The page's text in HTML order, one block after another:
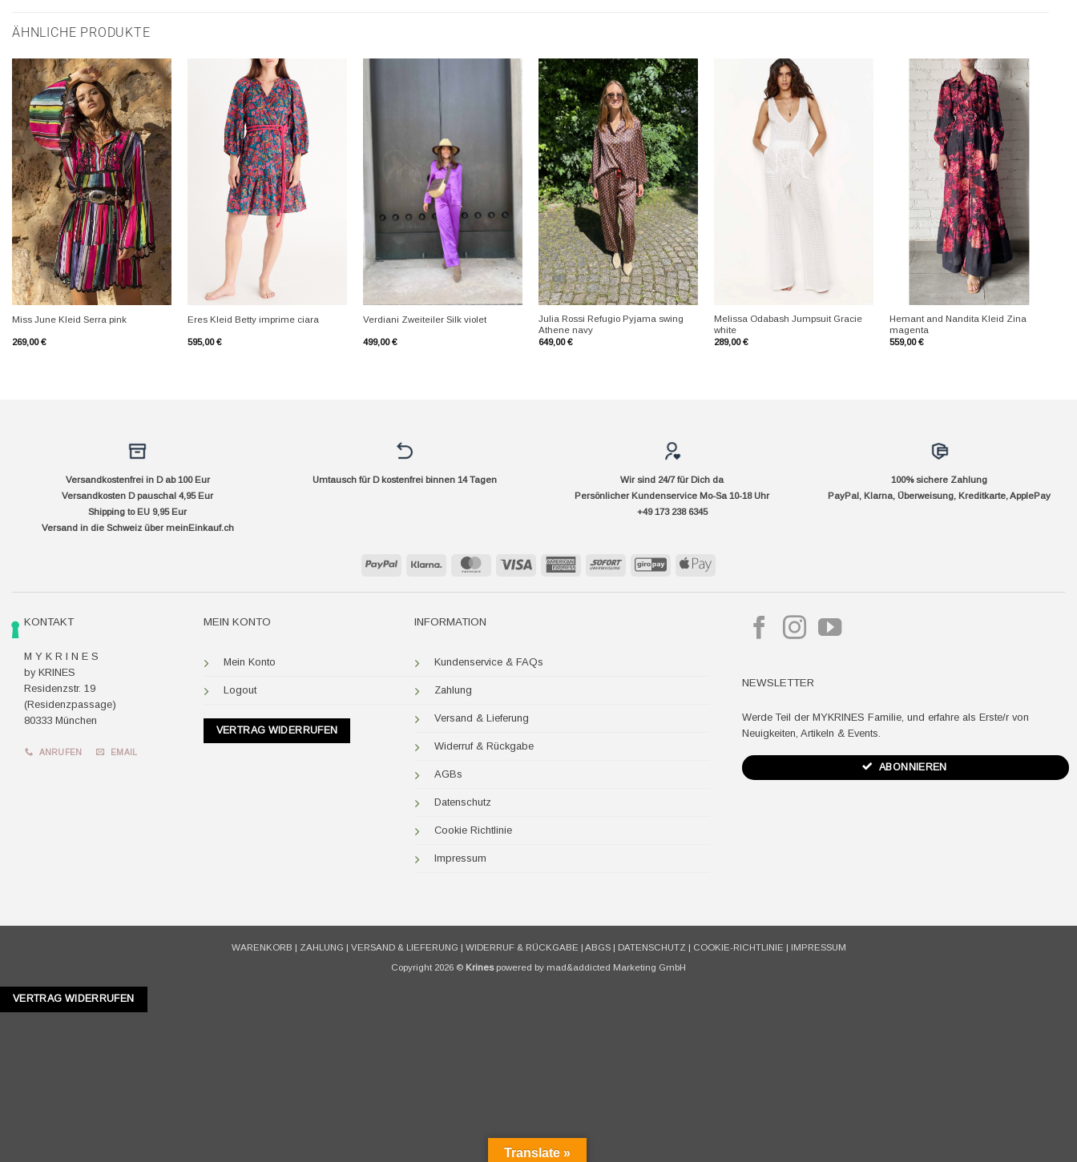
ÄHNLICHE PRODUKTE
+
Miss June Kleid Serra pink
269,00€
+
Eres Kleid Betty imprime ciara
595,00€
Verdiani Zweiteiler Silk violet
499,00€
+
Julia Rossi Refugio Pyjama swing
Athene navy
649,00€
Melissa Odabash Jumpsuit Gracie
white
289,00€
Hemant and Nandita Kleid Zina
magenta
559,00€
Versandkostenfrei in D ab 100 Eur
Versandkosten D pauschal 4,95 Eur
Shipping to EU 9,95 Eur
Versand in die Schweiz über meinEinkauf.ch
Umtausch für D kostenfrei binnen 14 Tagen
Wir sind 24/7 für Dich da
Persönlicher Kundenservice Mo-Sa 10-18 Uhr
+49 173 238 6345
100% sichere Zahlung
PayPal, Klarna, Überweisung, Kreditkarte, ApplePay
PayPal Klarna MasterCard Visa
AmericanSofort GiroPay Apple
KONTAKT
M Y K R I N E S
by KRINES
Residenzstr. 19
(Residenzpassage)
80333 München
ANRUFEN EMAIL
MEIN KONTO
Mein Konto
Logout
VERTRAG WIDERRUFEN
INFORMATION
Kundenservice & FAQs
Zahlung
Versand & Lieferung
Widerruf & Rückgabe
AGBs
Datenschutz
Cookie Richtlinie
Impressum
NEWSLETTER
Werde Teil der MYKRINES Familie, und erfahre als Erste/r von
Neuigkeiten, Artikeln & Events.
ABONNIEREN
WARENKORB | ZAHLUNG | VERSAND & LIEFERUNG | WIDERRUF & RÜCKGABE | ABGS| DATENSCHUTZ | COOKIE-RICHTLINIE | IMPRESSUM
Copyright 2026 © Krinespowered by mad&addicted Marketing GmbH
VERTRAG WIDERRUFEN
Translate »